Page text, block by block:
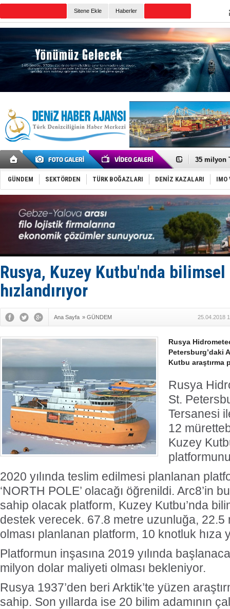
Sitene Ekle Haberler
DESE,
35 milyon
İnsansız
Yüzyıl
Anadolu
Derince,
Tüpraş,
İTU AUV,
LNG
Türkiye-
Türk
DÖDER,
GÜNDEM SEKTÖRDEN TÜRK BOĞAZLARI DENİZ KAZALARI IMO
Rusya, Kuzey Kutbu'nda bilimsel
hızlandırıyor
Ana Sayfa » GÜNDEM 25.04.2018
Rusya
Petersburg’daki
Kutbu araştırma
Rusya
St.
Tersanesi
12
Kuzey
2020 yılında teslim edilmesi planlanan
‘NORTH POLE’ olacağı öğrenildi. Arc8’in
sahip olacak platform, Kuzey Kutbu’nda
destek verecek. 67.8 metre uzunluğa, 22.5
olması planlanan platform, 10 knotluk hıza
Platformun inşasına 2019 yılında
milyon dolar maliyeti olması bekleniyor.
Rusya 1937’den beri Arktik’te yüzen
sahip. Son yıllarda ise 20 bilim adamının